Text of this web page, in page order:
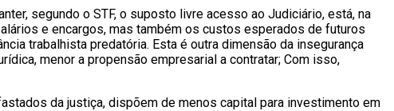
segundo o STF, o suposto livre acesso ao Judiciário, está, na
e encargos, mas também os custos esperados de futuros
trabalhista predatória. Esta é outra dimensão da insegurança
menor a propensão empresarial a contratar; Com isso,
da justiça, dispõem de menos capital para investimento em